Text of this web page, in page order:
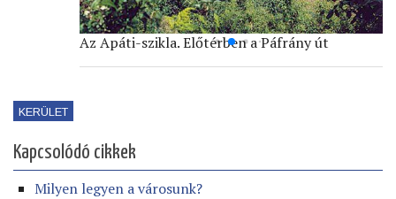
Az Apáti-szikla. Előtérben a Páfrány út
KERÜLET
Kapcsolódó cikkek
Milyen legyen a városunk?